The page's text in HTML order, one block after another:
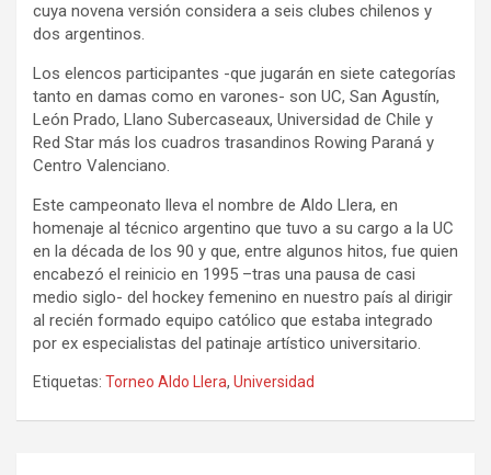
cuya novena versión considera a seis clubes chilenos y
dos argentinos.
Los elencos participantes -que jugarán en siete categorías
tanto en damas como en varones- son UC, San Agustín,
León Prado, Llano Subercaseaux, Universidad de Chile y
Red Star más los cuadros trasandinos Rowing Paraná y
Centro Valenciano.
Este campeonato lleva el nombre de Aldo Llera, en
homenaje al técnico argentino que tuvo a su cargo a la UC
en la década de los 90 y que, entre algunos hitos, fue quien
encabezó el reinicio en 1995 –tras una pausa de casi
medio siglo- del hockey femenino en nuestro país al dirigir
al recién formado equipo católico que estaba integrado
por ex especialistas del patinaje artístico universitario.
Etiquetas: Torneo Aldo Llera, Universidad